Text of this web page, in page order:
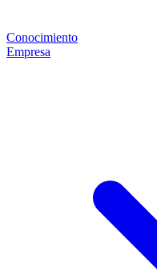
Conocimiento
Empresa